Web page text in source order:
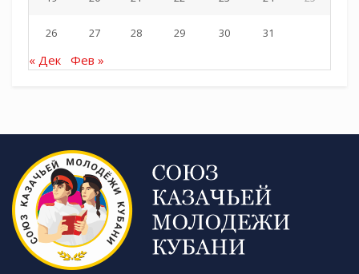
26 27 28 29 30 31
« Дек Фев »